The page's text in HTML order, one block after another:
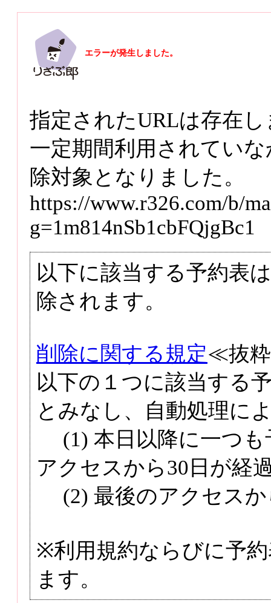
エラーが発生しました。
指定されたURLは存在
一定期間利用されてい
除対象となりました。
https://www.r326.com/b/
g=1m814nSb1cbFQjgBc1
以下に該当する予約表
除されます。
削除に関する規定≪抜
以下の１つに該当する
とみなし、自動処理に
(1) 本日以降に一つも
アクセスから30日が経
(2) 最後のアクセスか
※利用規約ならびに予
ます。